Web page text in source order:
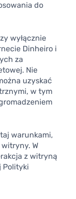
do
wyłącznie
Dinheiro i
za
Nie
uzyskać
w tym
warunkami,
W
z witryną
Polityki